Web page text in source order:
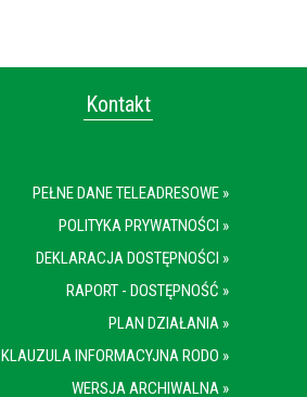
Kontakt
PEŁNE DANE TELEADRESOWE »
POLITYKA PRYWATNOŚCI »
DEKLARACJA DOSTĘPNOŚCI »
RAPORT - DOSTĘPNOŚĆ »
PLAN DZIAŁANIA »
KLAUZULA INFORMACYJNA RODO »
WERSJA ARCHIWALNA »